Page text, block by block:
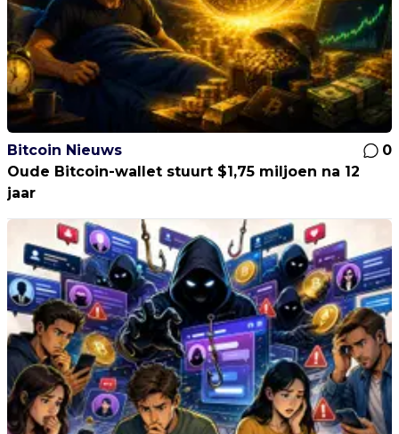
Bitcoin Nieuws
0
Oude Bitcoin-wallet stuurt $1,75 miljoen na 12
jaar